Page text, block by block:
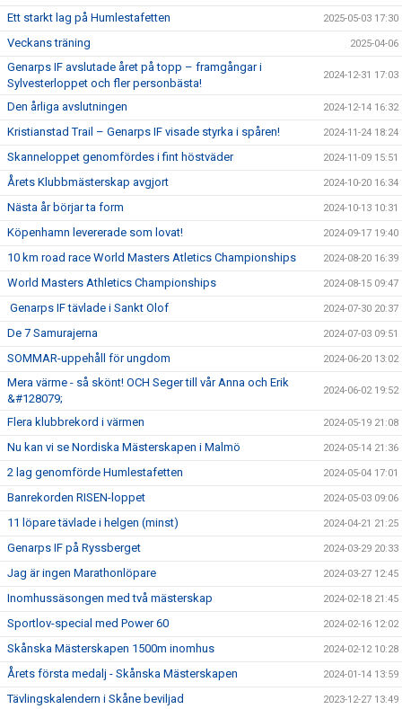
Ett starkt lag på Humlestafetten 2025-05-03 17:30
Veckans träning 2025-04-06
Genarps IF avslutade året på topp – framgångar i
Sylvesterloppet och fler personbästa!
2024-12-31 17:03
Den årliga avslutningen 2024-12-14 16:32
Kristianstad Trail – Genarps IF visade styrka i spåren! 2024-11-24 18:24
Skanneloppet genomfördes i fint höstväder 2024-11-09 15:51
Årets Klubbmästerskap avgjort 2024-10-20 16:34
Nästa år börjar ta form 2024-10-13 10:31
Köpenhamn levererade som lovat! 2024-09-17 19:40
10 km road race World Masters Atletics Championships 2024-08-20 16:39
World Masters Athletics Championships 2024-08-15 09:47
Genarps IF tävlade i Sankt Olof 2024-07-30 20:37
De 7 Samurajerna 2024-07-03 09:51
SOMMAR-uppehåll för ungdom 2024-06-20 13:02
Mera värme - så skönt! OCH Seger till vår Anna och Erik
&#128079;
2024-06-02 19:52
Flera klubbrekord i värmen 2024-05-19 21:08
Nu kan vi se Nordiska Mästerskapen i Malmö 2024-05-14 21:36
2 lag genomförde Humlestafetten 2024-05-04 17:01
Banrekorden RISEN-loppet 2024-05-03 09:06
11 löpare tävlade i helgen (minst) 2024-04-21 21:25
Genarps IF på Ryssberget 2024-03-29 20:33
Jag är ingen Marathonlöpare 2024-03-27 12:45
Inomhussäsongen med två mästerskap 2024-02-18 21:45
Sportlov-special med Power 60 2024-02-16 12:02
Skånska Mästerskapen 1500m inomhus 2024-02-12 10:28
Årets första medalj - Skånska Mästerskapen 2024-01-14 13:59
Tävlingskalendern i Skåne beviljad 2023-12-27 13:49